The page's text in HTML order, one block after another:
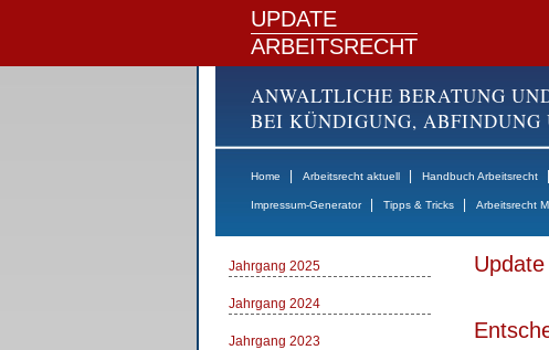
UPDATE
ARBEITSRECHT
ANWALTLICHE BERATUNG
BEI KÜNDIGUNG, ABFINDUNG
Home Arbeitsrecht aktuell Handbuch Arbeitsrecht
Impressum-Generator Tipps & Tricks Arbeitsrecht
Jahrgang 2025
Jahrgang 2024
Jahrgang 2023